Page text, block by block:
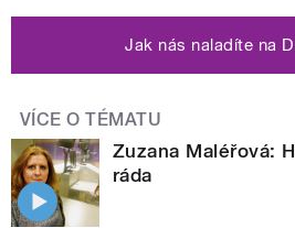
Jak nás naladíte na
VÍCE O TÉMATU
Zuzana Maléřová:
ráda